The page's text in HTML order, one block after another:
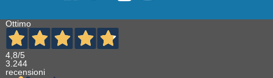
Ottimo
4,8/5
3.244
recensioni